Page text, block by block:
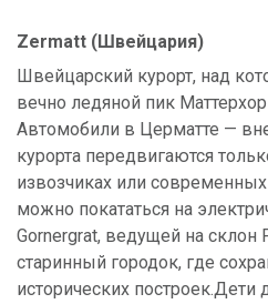
Zermatt (Швейцария)
Швейцарский курорт, над
вечно ледяной пик
Автомобили в Церматте —
курорта передвигаются
извозчиках или
можно покататься на
Gornergrat, ведущей на
старинный городок, где
исторических построек.Дети